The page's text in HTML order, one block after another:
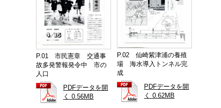
P.01 市民憲章 交通事
故多発警報発令中 市の
人口
PDFデータを開
く 0.56MB
P.02 仙崎紫津浦の養殖
場 海水導入トンネル完
成
PDFデータを開
く 0.62MB